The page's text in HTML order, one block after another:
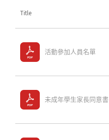
Title
活動參加人員名單
未成年學生家長同意書